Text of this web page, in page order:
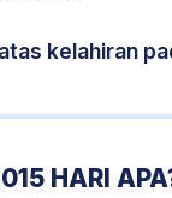
kelahiran
HARI